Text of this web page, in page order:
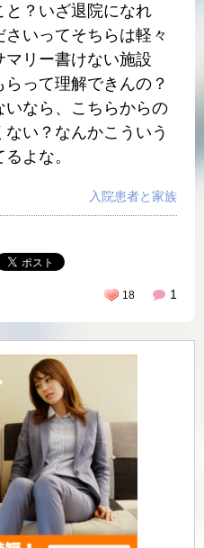
？いざ退院になれ
いってそちらは軽々
マリー書けない施設
って理解できんの？
なら、こちらからの
い？なんかこういう
よな。
入院患者と家族
1
18